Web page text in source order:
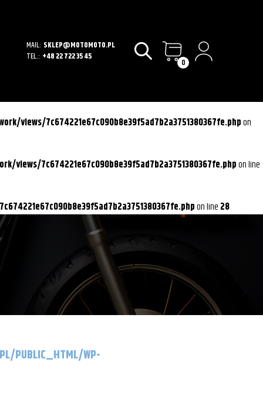
MAIL: SKLEP@MOTOMOTO.PL
TEL.: +48 22 722 35 45 0
7c674221e67c090b8e39f5ad7b2a3751380367fe.phpon
7c674221e67c090b8e39f5ad7b2a3751380367fe.phpon line
on line 28
PUBLIC_HTML/WP-